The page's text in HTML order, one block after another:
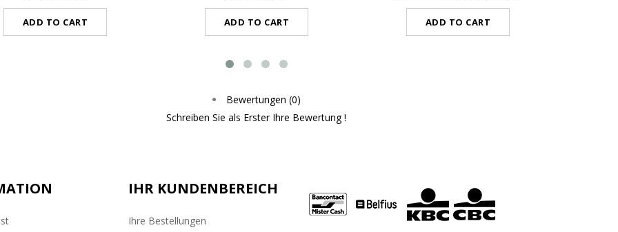
ADD TO CART ADD TO CART ADD TO CART
Bewertungen (0)
Schreiben Sie als Erster Ihre Bewertung !
IHR KUNDENBEREICH
Ihre Bestellungen